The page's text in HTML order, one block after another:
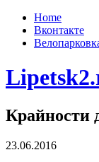
Home
Вконтакте
Крайности
23.06.2016